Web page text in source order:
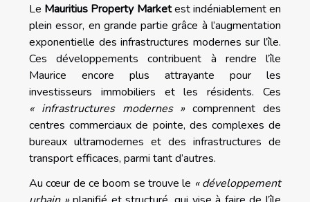
Le Mauritius Property Marketest indéniablement en
plein essor, en grande partie grâce à l’augmentation
exponentielle des infrastructures modernes sur l’île.
Ces développements contribuent à rendre l’île
Maurice encore plus attrayante pour les
investisseurs immobiliers et les résidents. Ces
« infrastructures modernes »comprennent des
centres commerciaux de pointe, des complexes de
bureaux ultramodernes et des infrastructures de
transport efficaces, parmi tant d’autres.
Au cœur de ce boom se trouve le « développement